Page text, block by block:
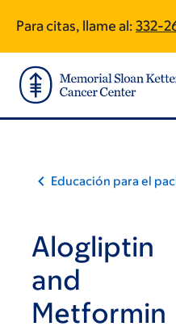
main
content
footer
Para citas, llame al: 332-
Educación para el
Alogliptin
and
Metformin